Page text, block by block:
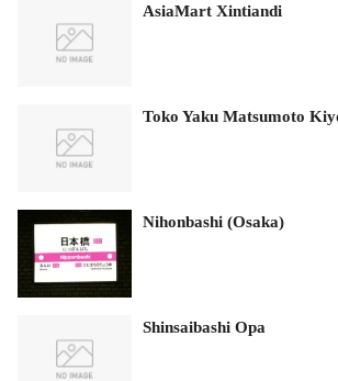
AsiaMart Xintiandi
Toko Yaku Matsumoto
Nihonbashi (Osaka)
Shinsaibashi Opa